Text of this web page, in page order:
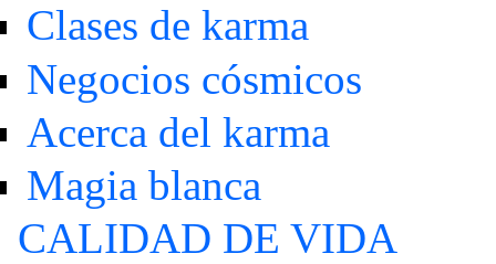
Clases de karma
Negocios cósmicos
Acerca del karma
Magia blanca
CALIDAD DE VIDA